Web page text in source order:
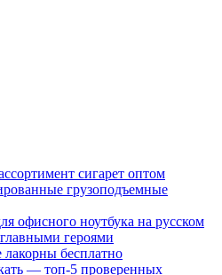
сигарет оптом
грузоподъемные
офисного ноутбука на русском
героями
бесплатно
— топ-5 проверенных